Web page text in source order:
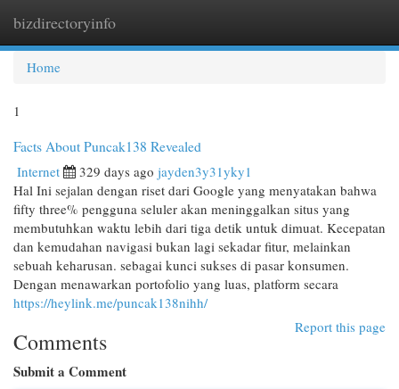
bizdirectoryinfo
Home
1
Facts About Puncak138 Revealed
Internet 329 days ago jayden3y31yky1
Hal Ini sejalan dengan riset dari Google yang menyatakan bahwa
fifty three% pengguna seluler akan meninggalkan situs yang
membutuhkan waktu lebih dari tiga detik untuk dimuat. Kecepatan
dan kemudahan navigasi bukan lagi sekadar fitur, melainkan
sebuah keharusan. sebagai kunci sukses di pasar konsumen.
Dengan menawarkan portofolio yang luas, platform secara
https://heylink.me/puncak138nihh/
Report this page
Comments
Submit a Comment